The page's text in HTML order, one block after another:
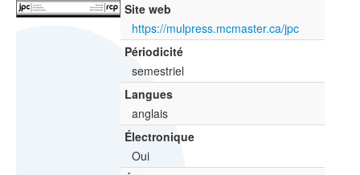
Site web
https://mulpress.mcmaster.ca/jpc
Périodicité
semestriel
Langues
anglais
Électronique
Oui